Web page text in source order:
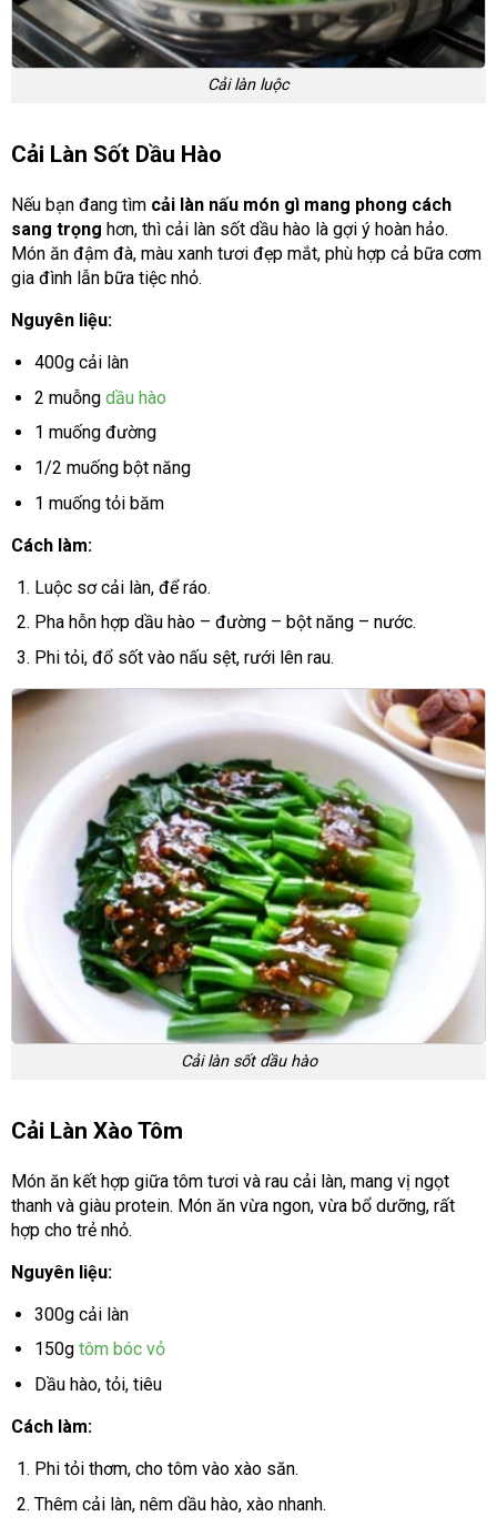
Cải làn luộc
Cải Làn Sốt Dầu Hào
Nếu bạn đang tìm cải làn nấu món gì mang phong cách
sang trọng hơn, thì cải làn sốt dầu hào là gợi ý hoàn hảo.
Món ăn đậm đà, màu xanh tươi đẹp mắt, phù hợp cả bữa cơm
gia đình lẫn bữa tiệc nhỏ.
Nguyên liệu:
400g cải làn
2 muỗng dầu hào
1 muống đường
1/2 muống bột năng
1 muống tỏi băm
Cách làm:
Luộc sơ cải làn, để ráo.
Pha hỗn hợp dầu hào – đường – bột năng – nước.
Phi tỏi, đổ sốt vào nấu sệt, rưới lên rau.
Cải làn sốt dầu hào
Cải Làn Xào Tôm
Món ăn kết hợp giữa tôm tươi và rau cải làn, mang vị ngọt
thanh và giàu protein. Món ăn vừa ngon, vừa bổ dưỡng, rất
hợp cho trẻ nhỏ.
Nguyên liệu:
300g cải làn
150g tôm bóc vỏ
Dầu hào, tỏi, tiêu
Cách làm:
Phi tỏi thơm, cho tôm vào xào săn.
Thêm cải làn, nêm dầu hào, xào nhanh.